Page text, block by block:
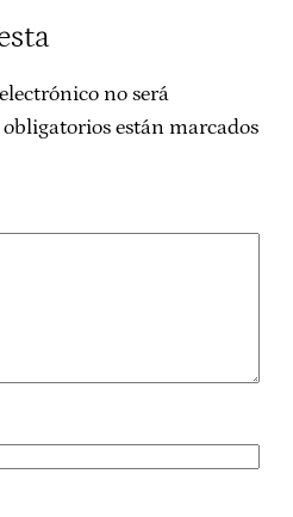
no será
obligatorios están marcados